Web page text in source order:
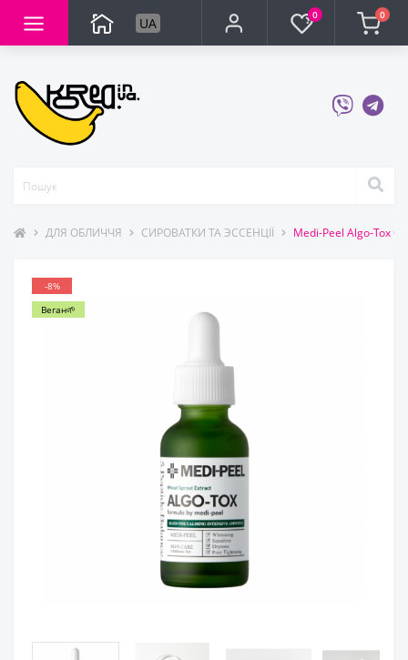
UA 0 0
ДЛЯ ОБЛИЧЧЯ СИРОВАТКИ ТА ЭССЕНЦІЇ Medi-Peel Algo-Tox
-8%
Веган🌱